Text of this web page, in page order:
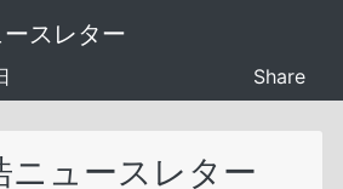
スレター
Share
ニュースレター